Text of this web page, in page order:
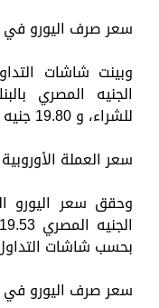
سعر صرف اليورو في
وبينت شاشات
للشراء، و 19.80 جنيه للبيع.
سعر العملة
وحقق سعر اليورو
بحسب شاشات
سعر صرف اليورو في